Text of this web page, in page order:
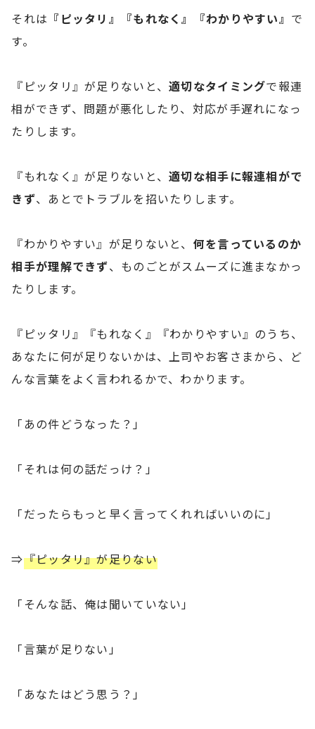
それは 『ピッタリ』『もれなく』『わかりやすい』 で
す。
『ピッタリ』が足りないと、適切なタイミングで報連
相ができず、問題が悪化したり、対応が手遅れになっ
たりします。
『もれなく』が足りないと、適切な相手に報連相がで
きず、あとでトラブルを招いたりします。
『わかりやすい』が足りないと、 何を言っているのか
相手が理解できず、ものごとがスムーズに進まなかっ
たりします。
『ピッタリ』『もれなく』『わかりやすい』のうち、
あなたに何が足りないかは、上司やお客さまから、ど
んな言葉をよく言われるかで、わかります。
「あの件どうなった？」
「それは何の話だっけ？」
「だったらもっと早く言ってくれればいいのに」
⇒『ピッタリ』が足りない
「そんな話、俺は聞いていない」
「言葉が足りない」
「あなたはどう思う？」